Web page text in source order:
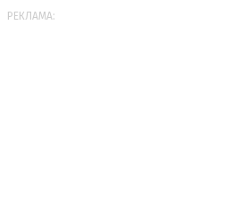
РЕКЛАМА: